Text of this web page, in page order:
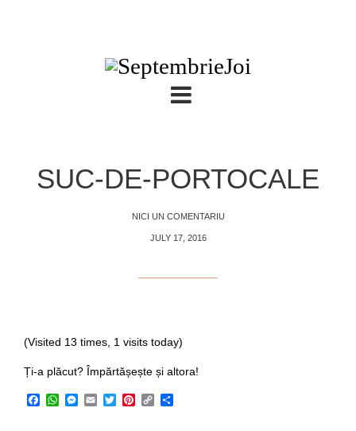
SUC-DE-PORTOCALE
NICI UN COMENTARIU
JULY 17, 2016
(Visited 13 times, 1 visits today)
Ți-a plăcut? Împărtășește și altora!
Facebook
WhatsApp
Messenger
EmailTwitterPinterest
Copy